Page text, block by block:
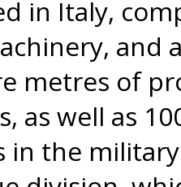
in Italy,
and
metres of
as well as
in the